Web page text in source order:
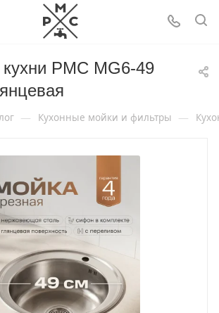
РМС MG6-49
— Кухонные мойки и фильтры —